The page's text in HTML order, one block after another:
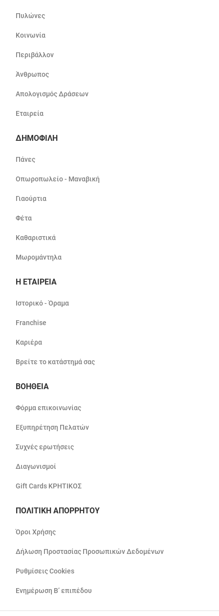
Πυλώνες
Κοινωνία
Περιβάλλον
Άνθρωπος
Απολογισμός Δράσεων
Εταιρεία
ΔΗΜΟΦΙΛΗ
Πάνες
Οπωροπωλείο - Μαναβική
Γιαούρτια
Φέτα
Καθαριστικά
Μωρομάντηλα
Η ΕΤΑΙΡΕΙΑ
Ιστορικό - Όραμα
Franchise
Καριέρα
Βρείτε το κατάστημά σας
ΒΟΗΘΕΙΑ
Φόρμα επικοινωνίας
Εξυπηρέτηση Πελατών
Συχνές ερωτήσεις
Διαγωνισμοί
Gift Cards ΚΡΗΤΙΚΟΣ
ΠΟΛΙΤΙΚΗ ΑΠΟΡΡΗΤΟΥ
Όροι Χρήσης
Δήλωση Προστασίας Προσωπικών Δεδομένων
Ρυθμίσεις Cookies
Ενημέρωση Β’ επιπέδου